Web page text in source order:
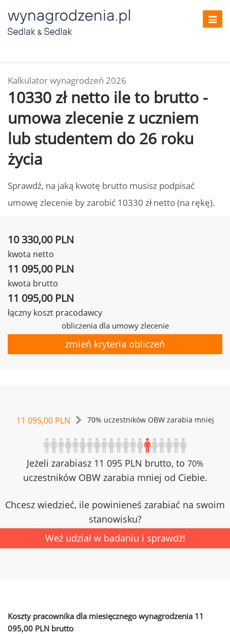
Kalkulator wynagrodzeń 2026
10330 zł netto ile to brutto -
umowa zlecenie z uczniem
lub studentem do 26 roku
życia
Sprawdź, na jaką kwotę brutto musisz podpisać
umowę zlecenie by zarobić 10330 zł netto (na rękę).
10 330,00 PLN
kwota netto
11 095,00 PLN
kwota brutto
11 095,00 PLN
łączny koszt pracodawcy
obliczenia dla umowy zlecenie
zmień kryteria obliczeń
11 095,00 PLN 70% uczestników OBW zarabia mniej
Jeżeli zarabiasz 11 095 PLN brutto, to 70%
uczestników OBW zarabia mniej od Ciebie.
Chcesz wiedzieć, ile powinieneś zarabiać na swoim
stanowisku?
Weź udział w badaniu i sprawdź!
Koszty pracownika dla miesięcznego wynagrodzenia 11
095,00 PLN brutto